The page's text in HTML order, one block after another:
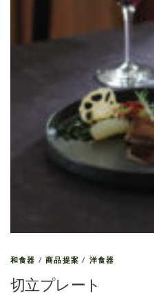
和食器 /商品提案 / 洋食器
切立プレート